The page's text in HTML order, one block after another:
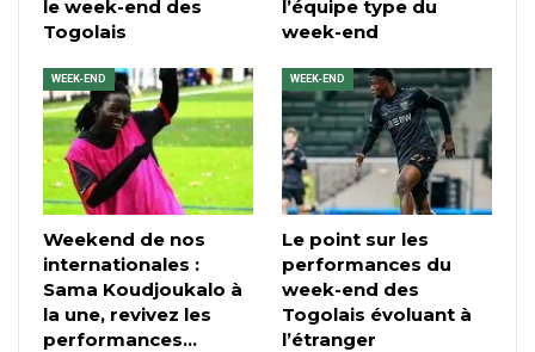
le week-end des
Togolais
l’équipe type du
week-end
WEEK-END
Weekend de nos
internationales :
Sama Koudjoukalo à
la une, revivez les
performances…
WEEK-END
Le point sur les
performances du
week-end des
Togolais évoluant à
l’étranger